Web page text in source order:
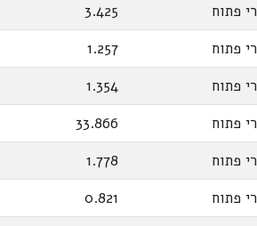
פתוח
3.425
פתוח
1.257
פתוח
1.354
פתוח
33.866
פתוח
1.778
פתוח
0.821